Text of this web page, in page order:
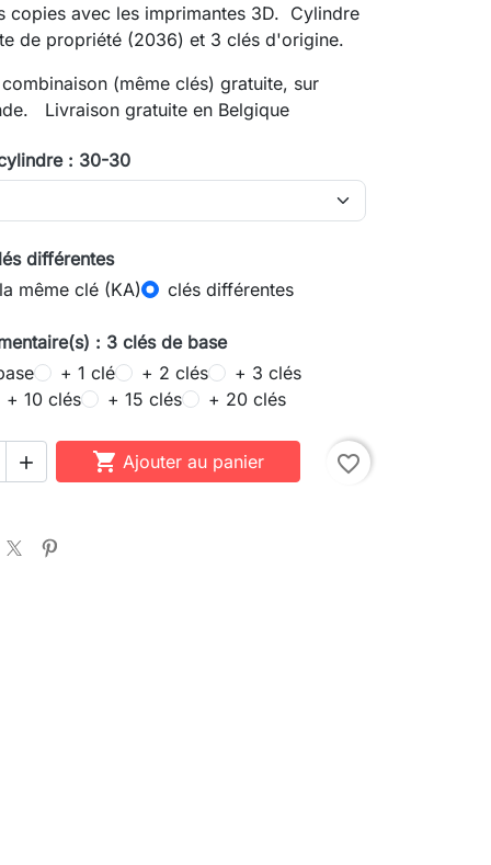
copies avec les imprimantes 3D. Cylindre
de propriété (2036) et 3 clés d'origine.
(même clés) gratuite, sur
Livraison gratuite en Belgique
: 30-30
différentes
même clé (KA)
clés différentes
: 3 clés de base
+ 1 clé + 2 clés
+ 3 clés
+ 10 clés + 15 clés + 20 clés
  Ajouter au panier favorite_border